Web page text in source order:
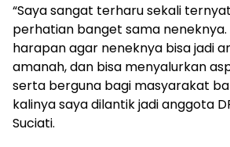
“Saya sangat terharu sekali
perhatian banget sama neneknya.
harapan agar neneknya bisa jadi
amanah, dan bisa menyalurkan
serta berguna bagi masyarakat
kalinya saya dilantik jadi anggota
Suciati.